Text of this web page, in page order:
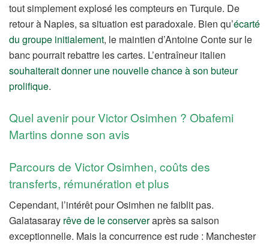
tout simplement explosé les compteurs en Turquie. De
retour à Naples, sa situation est paradoxale. Bien qu’écarté
du groupe initialement, le maintien d’Antoine Conte sur le
banc pourrait rebattre les cartes. L’entraîneur italien
souhaiterait donner une nouvelle chance à son buteur
prolifique.
Quel avenir pour Victor Osimhen ? Obafemi
Martins donne son avis
Parcours de Victor Osimhen, coûts des
transferts, rémunération et plus
Cependant, l’intérêt pour Osimhen ne faiblit pas.
Galatasaray rêve de le conserveraprès sa saison
exceptionnelle. Mais la concurrence est rude : Manchester